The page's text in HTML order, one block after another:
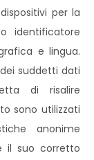
per la
identificatore
e lingua.
suddetti dati
di risalire
sono utilizzati
anonime
il suo corretto